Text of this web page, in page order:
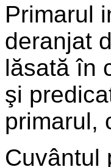
Primarul
deranjat
lăsată în
şi
primarul,
Cuvântul